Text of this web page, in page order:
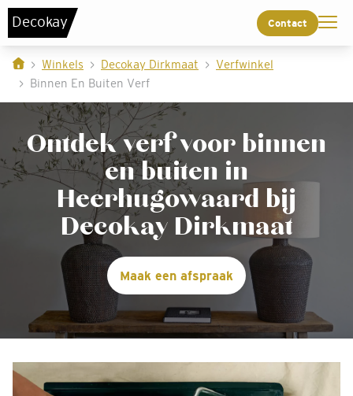
Decokay Contact
Winkels Decokay Dirkmaat
Verfwinkel
Binnen En Buiten Verf
Ontdek verf voor binnen
en buiten in
Heerhugowaard bij
Decokay Dirkmaat
Maak een afspraak